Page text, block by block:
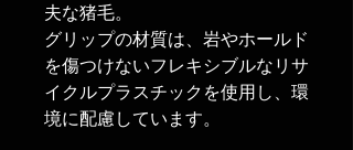
夫な猪毛。
グリップの材質は、岩やホールド
を傷つけないフレキシブルなリサ
イクルプラスチックを使用し、環
境に配慮しています。